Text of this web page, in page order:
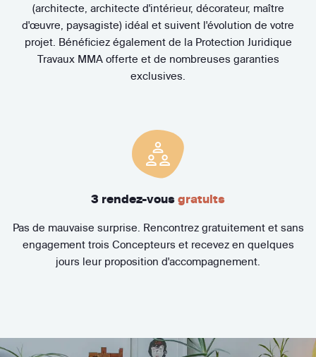
(architecte, architecte d'intérieur, décorateur, maître
d'œuvre, paysagiste) idéal et suivent l'évolution de votre
projet. Bénéficiez également de la Protection Juridique
Travaux MMA offerte et de nombreuses garanties
exclusives.
3 rendez-vous gratuits
Pas de mauvaise surprise. Rencontrez gratuitement et sans
engagement trois Concepteurs et recevez en quelques
jours leur proposition d'accompagnement.